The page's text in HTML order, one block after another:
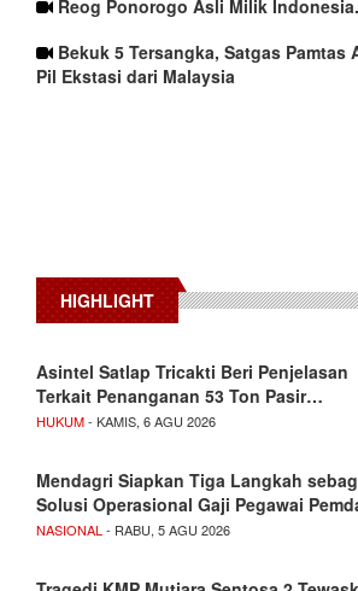
Reog Ponorogo Asli Milik
Bekuk 5 Tersangka, Satgas Pamtas
Pil Ekstasi dari Malaysia
HIGHLIGHT
Asintel Satlap Tricakti Beri Penjelasan
Terkait Penanganan 53 Ton Pasir…
HUKUM- KAMIS, 6 AGU 2026
Mendagri Siapkan Tiga Langkah
Solusi Operasional Gaji Pegawai
NASIONAL - RABU, 5 AGU 2026